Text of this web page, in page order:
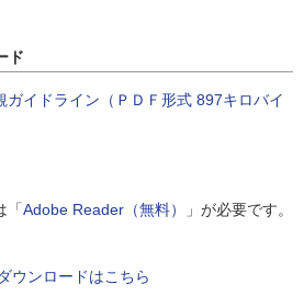
ド
ガイドライン（ＰＤＦ形式 897キロバイ
「Adobe Reader（無料） 」が必要です。
ダウンロードはこちら